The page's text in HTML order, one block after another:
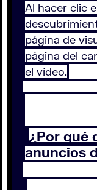
Al hacer clic
página de
página del
el vídeo.
¿Por qué
anuncios